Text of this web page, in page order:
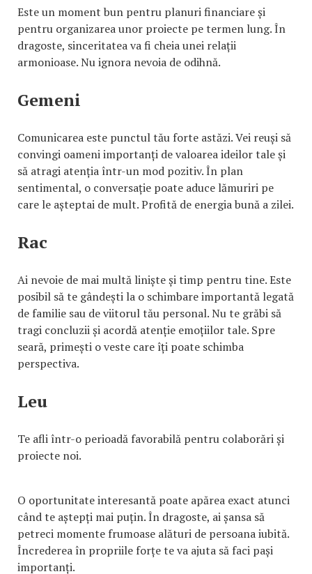
Este un moment bun pentru planuri financiare și
pentru organizarea unor proiecte pe termen lung. În
dragoste, sinceritatea va fi cheia unei relații
armonioase. Nu ignora nevoia de odihnă.
Gemeni
Comunicarea este punctul tău forte astăzi. Vei reuși să
convingi oameni importanți de valoarea ideilor tale și
să atragi atenția într-un mod pozitiv. În plan
sentimental, o conversație poate aduce lămuriri pe
care le așteptai de mult. Profită de energia bună a zilei.
Rac
Ai nevoie de mai multă liniște și timp pentru tine. Este
posibil să te gândești la o schimbare importantă legată
de familie sau de viitorul tău personal. Nu te grăbi să
tragi concluzii și acordă atenție emoțiilor tale. Spre
seară, primești o veste care îți poate schimba
perspectiva.
Leu
Te afli într-o perioadă favorabilă pentru colaborări și
proiecte noi.
O oportunitate interesantă poate apărea exact atunci
când te aștepți mai puțin. În dragoste, ai șansa să
petreci momente frumoase alături de persoana iubită.
Încrederea în propriile forțe te va ajuta să faci pași
importanți.